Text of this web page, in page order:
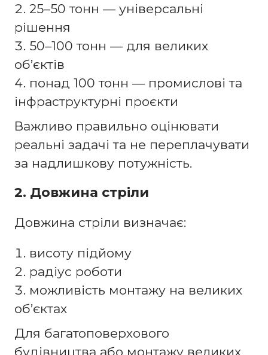
25–50 тонн — універсальні
рішення
50–100 тонн — для великих
об’єктів
понад 100 тонн — промислові та
інфраструктурні проєкти
Важливо правильно оцінювати
реальні задачі та не переплачувати
за надлишкову потужність.
2. Довжина стріли
Довжина стріли визначає:
висоту підйому
радіус роботи
можливість монтажу на великих
об’єктах
Для багатоповерхового
будівництва або монтажу великих